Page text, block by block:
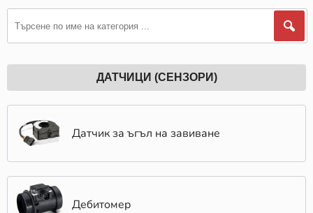
ДАТЧИЦИ (СЕНЗОРИ)
Датчик за ъгъл на завиване
Дебитомер